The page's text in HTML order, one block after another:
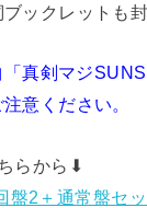
ックレットも封
真剣マジ
意ください。
らから⬇︎
盤2＋通常盤セ